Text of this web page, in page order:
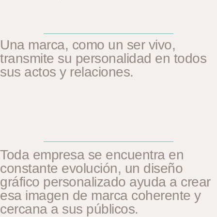
Una marca, como un ser vivo,
transmite su personalidad en todos
sus actos y relaciones.
Toda empresa se encuentra en
constante evolución, un diseño
gráfico personalizado ayuda a crear
esa imagen de marca coherente y
cercana a sus públicos.